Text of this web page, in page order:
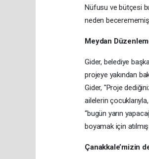
Nüfusu ve bütçesi
neden
Meydan
Gider, belediye
projeye yakından
Gider, "Proje
ailelerin
“bugün yarın
boyamak için
Çanakkale’mizin